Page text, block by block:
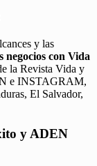
y las
negocios con Vida
la Revista Vida y
e INSTAGRAM,
El Salvador,
y ADEN